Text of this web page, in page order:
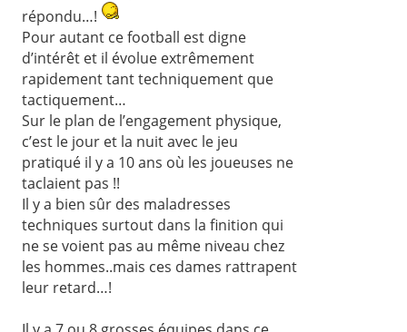
répondu…!
Pour autant ce football est digne
d’intérêt et il évolue extrêmement
rapidement tant techniquement que
tactiquement…
Sur le plan de l’engagement physique,
c’est le jour et la nuit avec le jeu
pratiqué il y a 10 ans où les joueuses ne
taclaient pas !!
Il y a bien sûr des maladresses
techniques surtout dans la finition qui
ne se voient pas au même niveau chez
les hommes..mais ces dames rattrapent
leur retard…!